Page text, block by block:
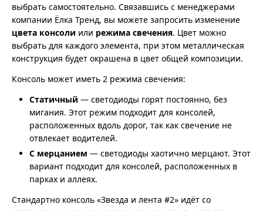
выбрать самостоятельно. Связавшись с менеджерами
компании Ёлка Тренд, вы можете запросить изменение
цвета консоли или режима свечения. Цвет можно
выбрать для каждого элемента, при этом металлическая
конструкция будет окрашена в цвет общей композиции.
Консоль может иметь 2 режима свечения:
Статичный — светодиоды горят постоянно, без
мигания. Этот режим подходит для консолей,
расположенных вдоль дорог, так как свечение не
отвлекает водителей.
С мерцанием — светодиоды хаотично мерцают. Этот
вариант подходит для консолей, расположенных в
парках и аллеях.
Стандартно консоль «Звезда и лента #2» идёт со